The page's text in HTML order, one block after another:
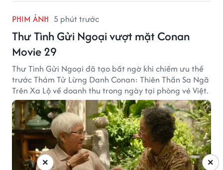
PHIM ẢNH 5 phút trước
Thư Tình Gửi Ngoại vượt mặt Conan
Movie 29
Thư Tình Gửi Ngoại đã tạo bất ngờ khi chiếm ưu thế
trước Thám Tử Lừng Danh Conan: Thiên Thần Sa Ngã
Trên Xa Lộ về doanh thu trong ngày tại phòng vé Việt.
×
×